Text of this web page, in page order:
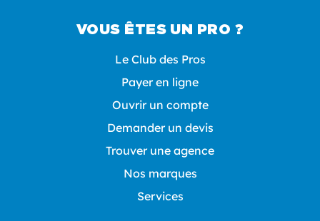
VOUS ÊTES UN PRO ?
Le Club des Pros
Payer en ligne
Ouvrir un compte
Demander un devis
Trouver une agence
Nos marques
Services